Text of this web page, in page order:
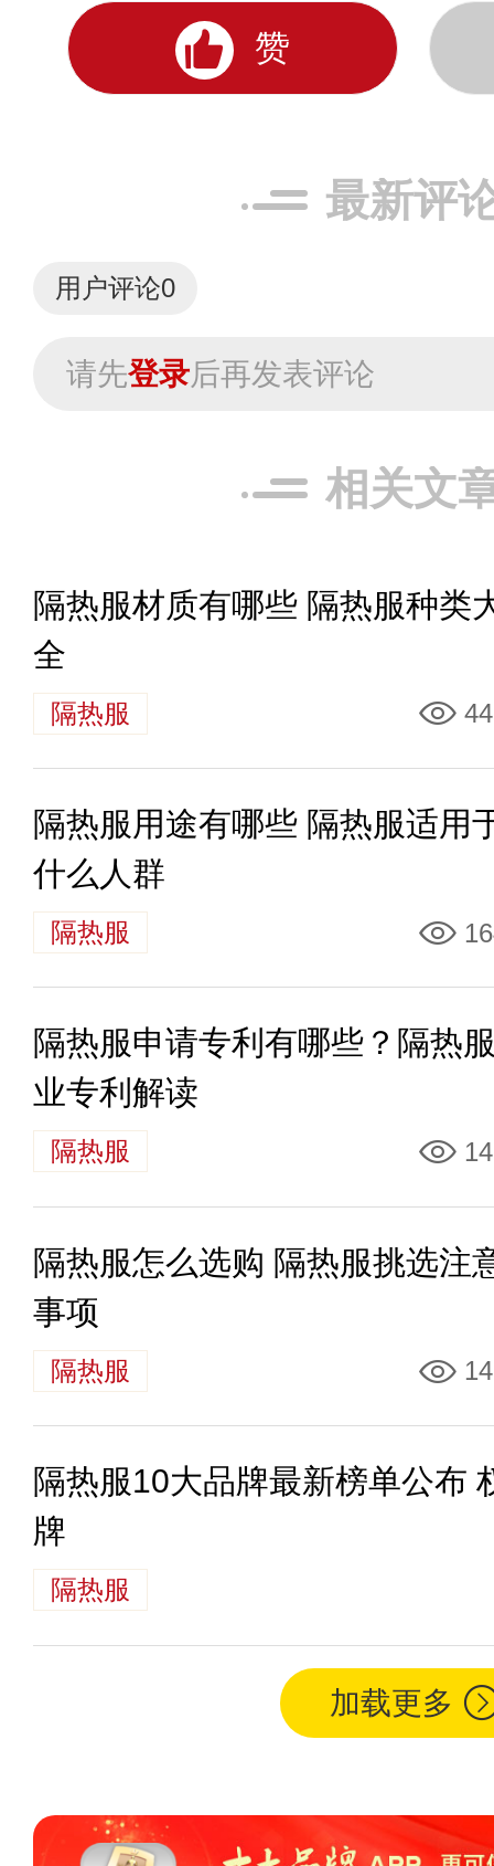
赞
最新评
用户评论0
请先登录后再发表评论
相关文
隔热服材质有哪些 隔热服种类
全
隔热服
隔热服用途有哪些 隔热服适用
什么人群
隔热服
隔热服申请专利有哪些？隔热
业专利解读
隔热服
隔热服怎么选购 隔热服挑选注
事项
隔热服
隔热服10大品牌最新榜单公布
牌
隔热服
加载更多